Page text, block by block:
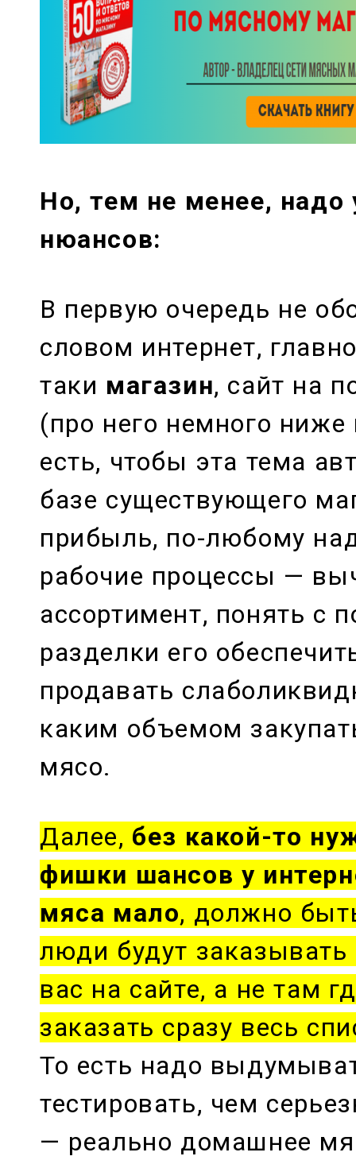
Но, тем не менее, надо
нюансов:
В первую очередь не
словом интернет,
таки магазин, сайт на
(про него немного
есть, чтобы эта тема
базе существующего
прибыль, по-любому
рабочие процессы —
ассортимент, понять с
разделки его
продавать
каким объемом
мясо.
Далее, без какой-то
фишки шансов у
мяса мало, должно
люди будут
вас на сайте, а не там
заказать сразу весь
То есть надо
тестировать, чем
— реально домашнее